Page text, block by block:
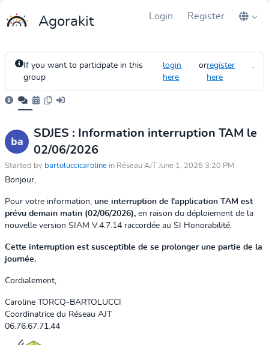
Agorakit Login Register
If you want to participate in this
group
login
here
orregister
here
.
SDJES : Information interruption TAM le
02/06/2026
Started by bartoluccicaroline in Réseau AJT June 1, 2026 3:20 PM
Bonjour,
Pour votre information, une interruption de l'application TAM est
prévu demain matin (02/06/2026), en raison du déploiement de la
nouvelle version SIAM V.4.7.14 raccordée au SI Honorabilité.
Cette interruption est susceptible de se prolonger une partie de la
journée.
Cordialement,
Caroline TORCQ-BARTOLUCCI
Coordinatrice du Réseau AJT
06.76.67.71.44